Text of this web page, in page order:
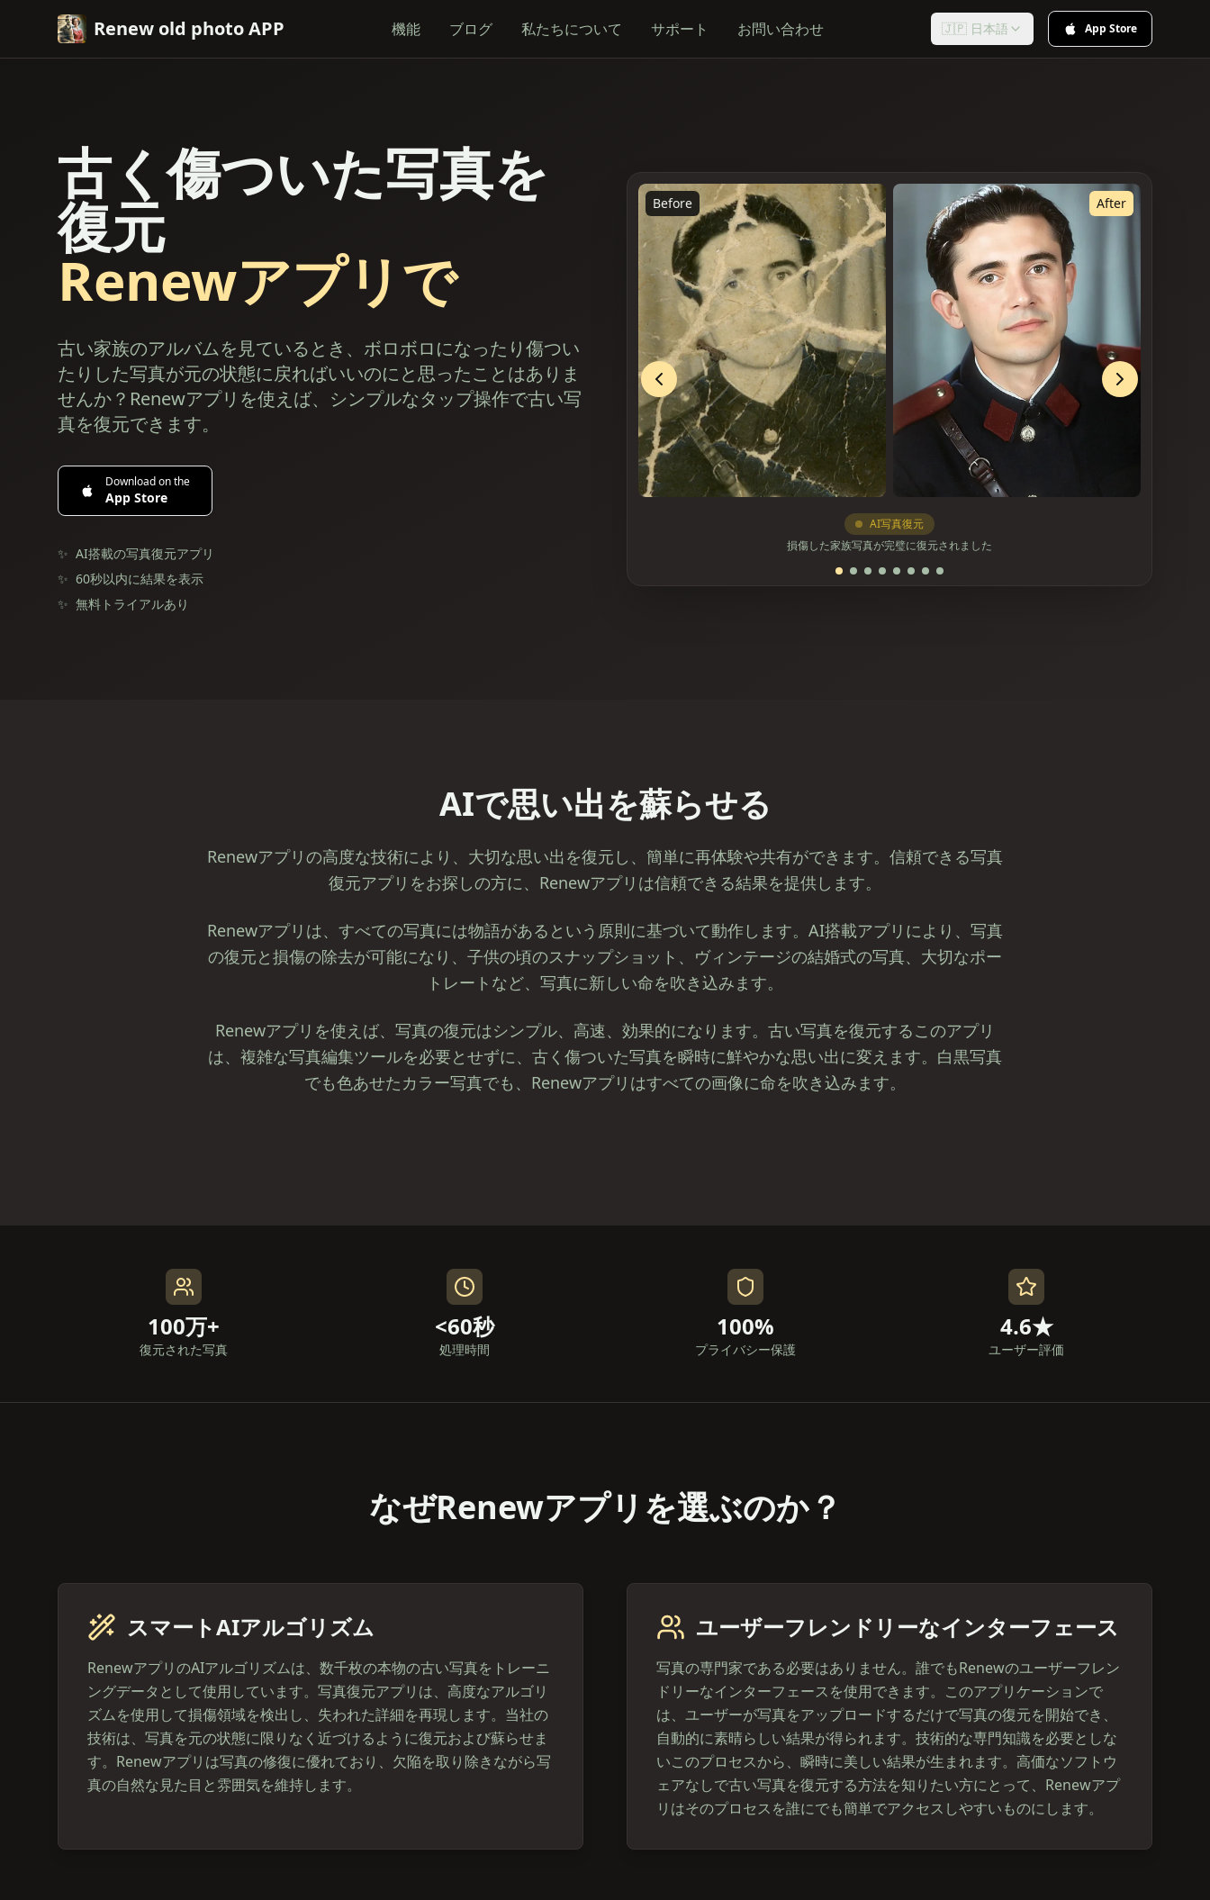
Renew old photo APP 機能 ブログ 私たちについて サポート お問い合わせ 🇯🇵 日本語 App Store
古く傷ついた写真を
復元
Renewアプリで
古い家族のアルバムを見ているとき、ボロボロになったり傷つい
たりした写真が元の状態に戻ればいいのにと思ったことはありま
せんか？Renewアプリを使えば、シンプルなタップ操作で古い写
真を復元できます。
Download on the
App Store
✨ AI搭載の写真復元アプリ
✨ 60秒以内に結果を表示
✨ 無料トライアルあり
Before After
AI写真復元
損傷した家族写真が完璧に復元されました
AIで思い出を蘇らせる
Renewアプリの高度な技術により、大切な思い出を復元し、簡単に再体験や共有ができます。信頼できる写真
復元アプリをお探しの方に、Renewアプリは信頼できる結果を提供します。
Renewアプリは、すべての写真には物語があるという原則に基づいて動作します。AI搭載アプリにより、写真
の復元と損傷の除去が可能になり、子供の頃のスナップショット、ヴィンテージの結婚式の写真、大切なポー
トレートなど、写真に新しい命を吹き込みます。
Renewアプリを使えば、写真の復元はシンプル、高速、効果的になります。古い写真を復元するこのアプリ
は、複雑な写真編集ツールを必要とせずに、古く傷ついた写真を瞬時に鮮やかな思い出に変えます。白黒写真
でも色あせたカラー写真でも、Renewアプリはすべての画像に命を吹き込みます。
100万+
復元された写真
<60秒
処理時間
100%
プライバシー保護
4.6★
ユーザー評価
なぜRenewアプリを選ぶのか？
スマートAIアルゴリズム
RenewアプリのAIアルゴリズムは、数千枚の本物の古い写真をトレーニ
ングデータとして使用しています。写真復元アプリは、高度なアルゴリ
ズムを使用して損傷領域を検出し、失われた詳細を再現します。当社の
技術は、写真を元の状態に限りなく近づけるように復元および蘇らせま
す。Renewアプリは写真の修復に優れており、欠陥を取り除きながら写
真の自然な見た目と雰囲気を維持します。
ユーザーフレンドリーなインターフェース
写真の専門家である必要はありません。誰でもRenewのユーザーフレン
ドリーなインターフェースを使用できます。このアプリケーションで
は、ユーザーが写真をアップロードするだけで写真の復元を開始でき、
自動的に素晴らしい結果が得られます。技術的な専門知識を必要としな
いこのプロセスから、瞬時に美しい結果が生まれます。高価なソフトウ
ェアなしで古い写真を復元する方法を知りたい方にとって、Renewアプ
リはそのプロセスを誰にでも簡単でアクセスしやすいものにします。